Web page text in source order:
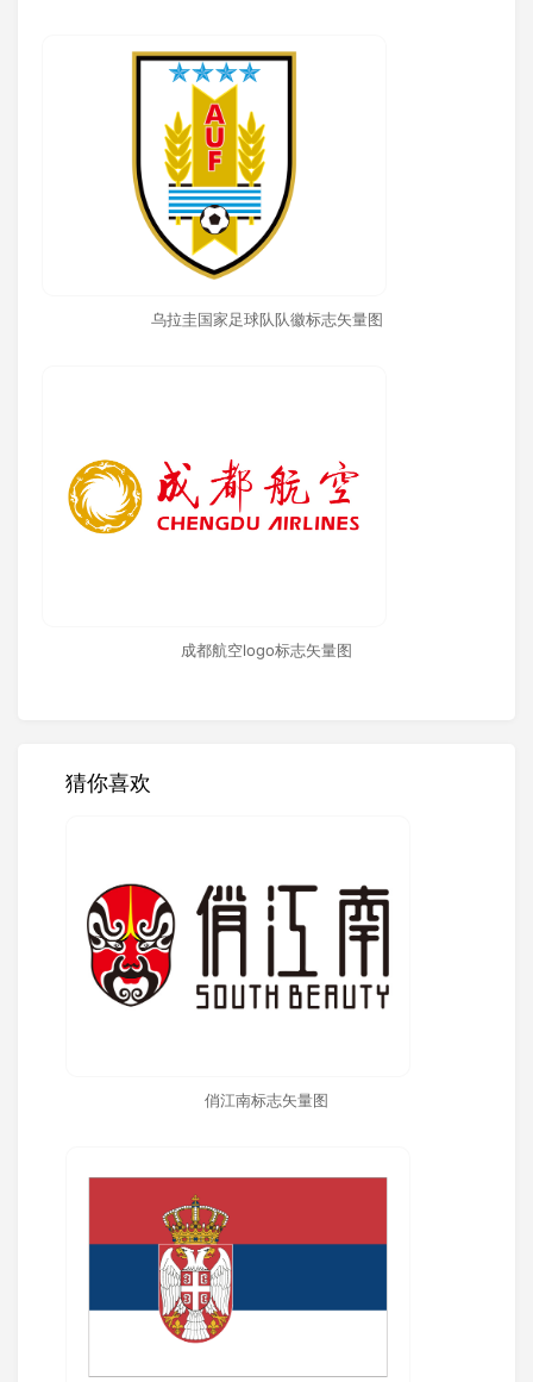
乌拉圭国家足球队队徽标志矢量图
成都航空logo标志矢量图
猜你喜欢
俏江南标志矢量图